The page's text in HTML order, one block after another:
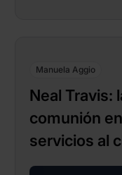
Manuela Aggio
Neal Travis:
comunión
servicios al